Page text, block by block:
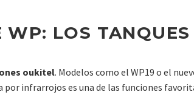
WP: LOS
oukitel. Modelos como el WP19 o el
por infrarrojos es una de las funciones